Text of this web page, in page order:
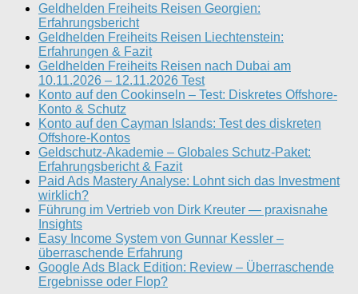
Geldhelden Freiheits Reisen Georgien:
Erfahrungsbericht
Geldhelden Freiheits Reisen Liechtenstein:
Erfahrungen & Fazit
Geldhelden Freiheits Reisen nach Dubai am
10.11.2026 – 12.11.2026 Test
Konto auf den Cookinseln – Test: Diskretes Offshore-
Konto & Schutz
Konto auf den Cayman Islands: Test des diskreten
Offshore-Kontos
Geldschutz-Akademie – Globales Schutz-Paket:
Erfahrungsbericht & Fazit
Paid Ads Mastery Analyse: Lohnt sich das Investment
wirklich?
Führung im Vertrieb von Dirk Kreuter — praxisnahe
Insights
Easy Income System von Gunnar Kessler –
überraschende Erfahrung
Google Ads Black Edition: Review – Überraschende
Ergebnisse oder Flop?